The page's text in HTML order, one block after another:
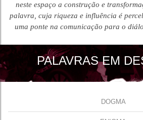
neste espaço a construção e
palavra, cuja riqueza e influência é
uma ponte na comunicação para o
PALAVRAS EM
DOGMA